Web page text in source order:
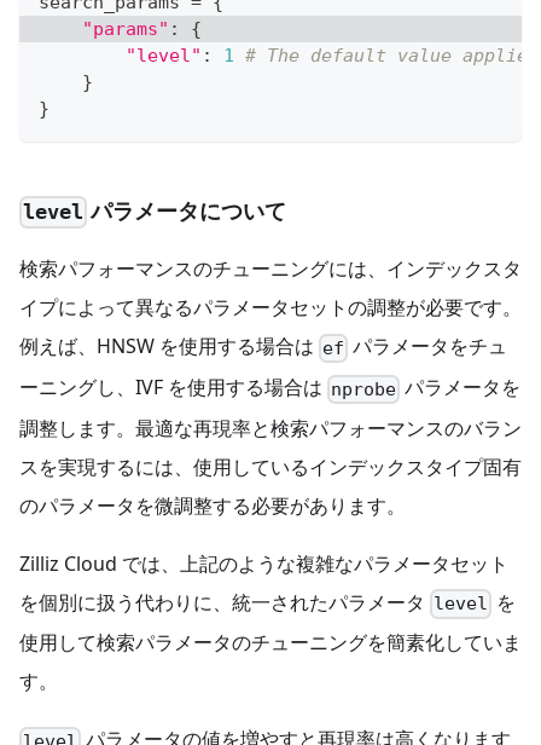
"params" :
{
"level" : 1 # The default value
}
}
level パラメータについて
検索パフォーマンスのチューニングには、インデックスタ
イプによって異なるパラメータセットの調整が必要です。
例えば、HNSW を使用する場合は ef パラメータをチュ
ーニングし、IVF を使用する場合は nprobe パラメータを
調整します。最適な再現率と検索パフォーマンスのバラン
スを実現するには、使用しているインデックスタイプ固有
のパラメータを微調整する必要があります。
Zilliz Cloud では、上記のような複雑なパラメータセット
を個別に扱う代わりに、統一されたパラメータ level を
使用して検索パラメータのチューニングを簡素化していま
す。
パラメータの値を増やすと再現率は高くなります